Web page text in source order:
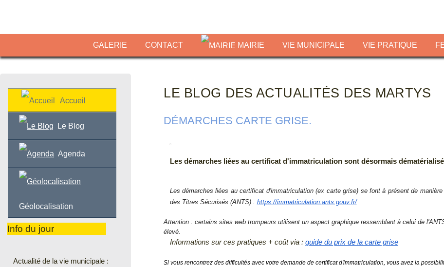
GALERIE CONTACT MAIRIE VIE MUNICIPALE VIE PRATIQUE
Accueil
Le Blog
Agenda
Géolocalisation
Info du jour
Actualité de la vie municipale :
LE BLOG DES ACTUALITÉS DES MARTYS
DÉMARCHES CARTE GRISE.
Les démarches liées au certificat d'immatriculation sont désormais
Les démarches liées au certificat d'immatriculation (ex carte grise) se font à présent de
des Titres Sécurisés (ANTS) : https://immatriculation.ants.gouv.fr/
Attention : certains sites web trompeurs utilisent un aspect graphique ressemblant à celui de
élevé.
Informations sur ces pratiques + coût via : guide du prix de la carte grise
Si vous rencontrez des difficultés avec votre demande de certificat d'immatriculation, vous avez la